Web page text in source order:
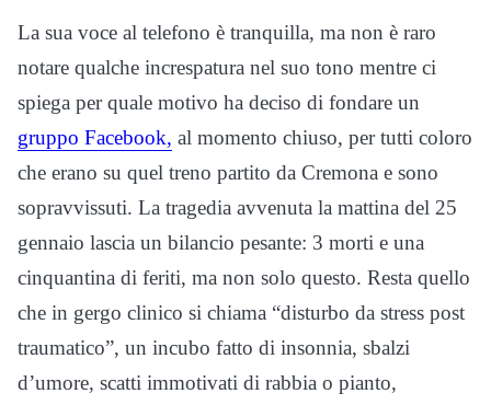
La sua voce al telefono è tranquilla, ma non è raro
notare qualche increspatura nel suo tono mentre ci
spiega per quale motivo ha deciso di fondare un
gruppo Facebook, al momento chiuso, per tutti coloro
che erano su quel treno partito da Cremona e sono
sopravvissuti. La tragedia avvenuta la mattina del 25
gennaio lascia un bilancio pesante: 3 morti e una
cinquantina di feriti, ma non solo questo. Resta quello
che in gergo clinico si chiama “disturbo da stress post
traumatico”, un incubo fatto di insonnia, sbalzi
d’umore, scatti immotivati di rabbia o pianto,